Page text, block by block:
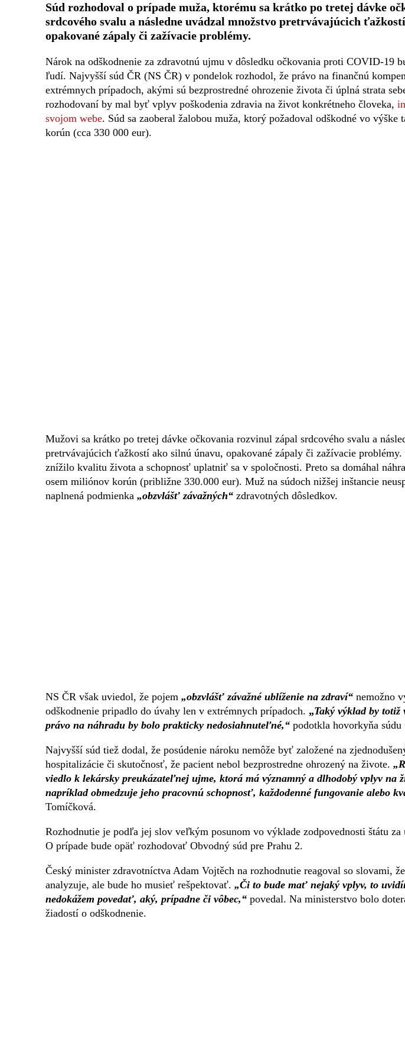
Súd rozhodoval o prípade muža, ktorému sa krátko po tretej dávke
srdcového svalu a následne uvádzal množstvo pretrvávajúcich
opakované zápaly či zažívacie problémy.
Nárok na odškodnenie za zdravotnú ujmu v dôsledku očkovania proti COVID-19
ľudí. Najvyšší súd ČR (NS ČR) v pondelok rozhodol, že právo na finančnú
extrémnych prípadoch, akými sú bezprostredné ohrozenie života či úplná strata
rozhodovaní by mal byť vplyv poškodenia zdravia na život konkrétneho človeka,
svojom webe. Súd sa zaoberal žalobou muža, ktorý požadoval odškodné vo
korún (cca 330 000 eur).
Mužovi sa krátko po tretej dávke očkovania rozvinul zápal srdcového svalu a
pretrvávajúcich ťažkostí ako silnú únavu, opakované zápaly či zažívacie
znížilo kvalitu života a schopnosť uplatniť sa v spoločnosti. Preto sa domáhal
osem miliónov korún (približne 330.000 eur). Muž na súdoch nižšej inštancie
naplnená podmienka „obzvlášť závažných“ zdravotných dôsledkov.
NS ČR však uviedol, že pojem „obzvlášť závažné ublíženie na zdraví“ nemožno
odškodnenie pripadlo do úvahy len v extrémnych prípadoch. „Taký výklad by totiž
právo na náhradu by bolo prakticky nedosiahnuteľné,“ podotkla hovorkyňa
Najvyšší súd tiež dodal, že posúdenie nároku nemôže byť založené na
hospitalizácie či skutočnosť, že pacient nebol bezprostredne ohrozený na živote.
viedlo k lekársky preukázateľnej ujme, ktorá má významný a dlhodobý vplyv na
napríklad obmedzuje jeho pracovnú schopnosť, každodenné fungovanie alebo
Tomíčková.
Rozhodnutie je podľa jej slov veľkým posunom vo výklade zodpovednosti štátu za
O prípade bude opäť rozhodovať Obvodný súd pre Prahu 2.
Český minister zdravotníctva Adam Vojtěch na rozhodnutie reagoval so slovami,
analyzuje, ale bude ho musieť rešpektovať. „Či to bude mať nejaký vplyv, to
nedokážem povedať, aký, prípadne či vôbec,“ povedal. Na ministerstvo bolo
žiadostí o odškodnenie.